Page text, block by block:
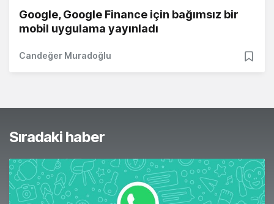
Google, Google Finance için bağımsız bir
mobil uygulama yayınladı
Candeğer Muradoğlu
Sıradaki haber